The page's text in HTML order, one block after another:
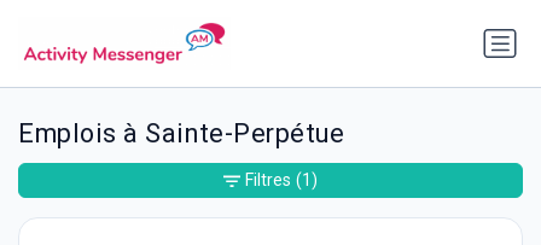
Emplois à Sainte-Perpétue
Filtres (1)